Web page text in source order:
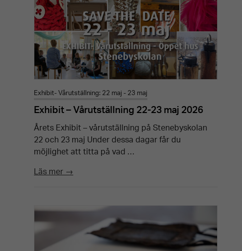
Exhibit- Vårutställning: 22 maj - 23 maj
Exhibit – Vårutställning 22-23 maj 2026
Årets Exhibit – vårutställning på Stenebyskolan
22 och 23 maj Under dessa dagar får du
möjlighet att titta på vad …
Läs mer →